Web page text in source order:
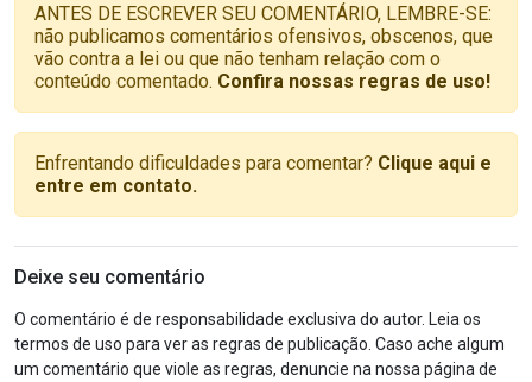
ANTES DE ESCREVER SEU COMENTÁRIO, LEMBRE-SE:
não publicamos comentários ofensivos, obscenos, que
vão contra a lei ou que não tenham relação com o
conteúdo comentado. Confira nossas regras de uso!
Enfrentando dificuldades para comentar? Clique aqui e
entre em contato.
Deixe seu comentário
O comentário é de responsabilidade exclusiva do autor. Leia os
termos de uso para ver as regras de publicação. Caso ache algum
um comentário que viole as regras, denuncie na nossa página de